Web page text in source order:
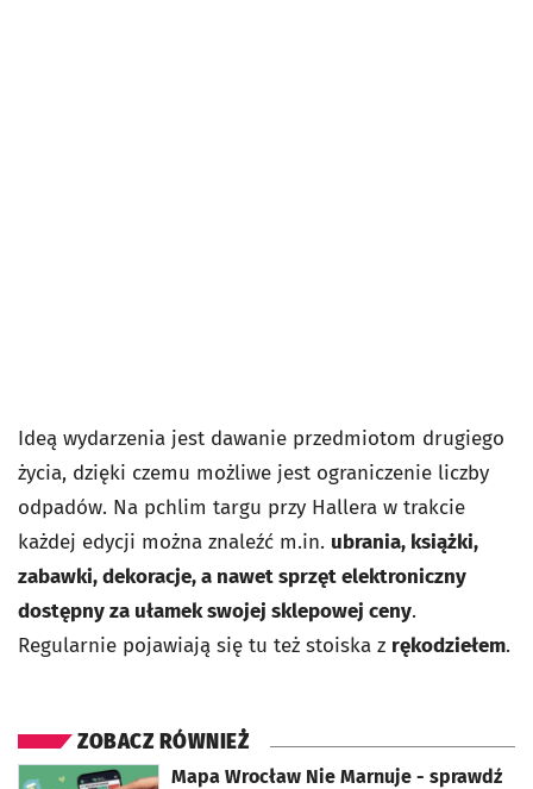
Ideą wydarzenia jest dawanie przedmiotom drugiego
życia, dzięki czemu możliwe jest ograniczenie liczby
odpadów. Na pchlim targu przy Hallera w trakcie
każdej edycji można znaleźć m.in. ubrania, książki,
zabawki, dekoracje, a nawet sprzęt elektroniczny
dostępny za ułamek swojej sklepowej ceny.
Regularnie pojawiają się tu też stoiska z rękodziełem.
ZOBACZ RÓWNIEŻ
Mapa Wrocław Nie Marnuje - sprawdź
otworzy się w nowej karcie